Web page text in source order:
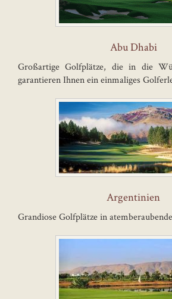
Abu Dhabi
Großartige Golfplätze, die in die
garantieren Ihnen ein einmaliges
Argentinien
Grandiose Golfplätze in